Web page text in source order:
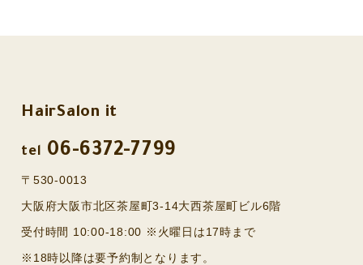
HairSalon it
tel 06-6372-7799
〒530-0013
大阪府大阪市北区茶屋町3-14大西茶屋町ビル6階
受付時間 10:00-18:00 ※火曜日は17時まで
※18時以降は要予約制となります。